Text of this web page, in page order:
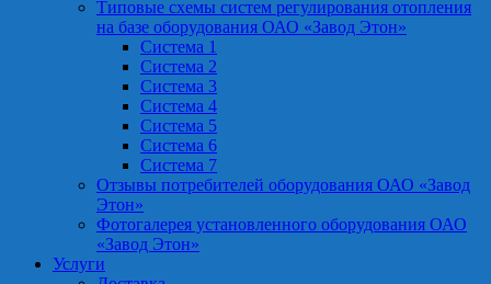
Типовые схемы систем регулирования отопления
на базе оборудования ОАО «Завод Этон»
Система 1
Система 2
Система 3
Система 4
Система 5
Система 6
Система 7
Отзывы потребителей оборудования ОАО «Завод
Этон»
Фотогалерея установленного оборудования ОАО
«Завод Этон»
Услуги